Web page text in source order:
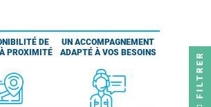
DE
PROXIMITÉ
UN ACCOMPAGNEMENT
ADAPTÉ À VOS BESOINS
FILTRER